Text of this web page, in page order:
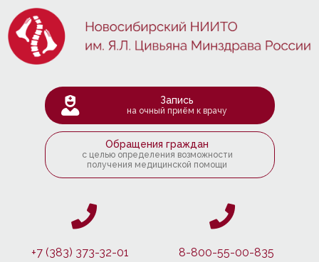
Запись
на очный приём к врачу
Обращения граждан
с целью определения возможности
получения медицинской помощи
+7 (383) 373-32-01 8-800-55-00-835